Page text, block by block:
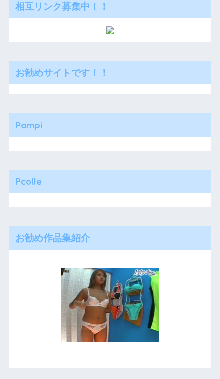
相互リンク募集中！！
お勧めサイトです！！
Pampi
Pcolle
お勧め作品集紹介